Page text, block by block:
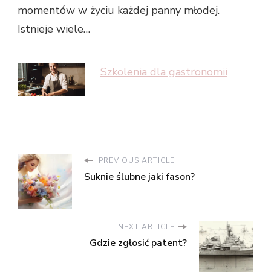
momentów w życiu każdej panny młodej.
Istnieje wiele…
Szkolenia dla gastronomii
PREVIOUS ARTICLE
Suknie ślubne jaki fason?
NEXT ARTICLE
Gdzie zgłosić patent?